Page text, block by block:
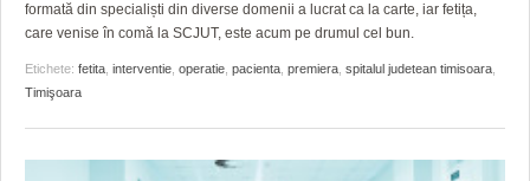
formată din specialiști din diverse domenii a lucrat ca la carte, iar fetița,
care venise în comă la SCJUT, este acum pe drumul cel bun.
Etichete: fetita interventie operatie pacienta premiera spitalul judetean timisoara
Timişoara